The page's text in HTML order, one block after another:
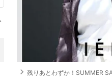
navigate_next 残りあとわずか！SUMMER